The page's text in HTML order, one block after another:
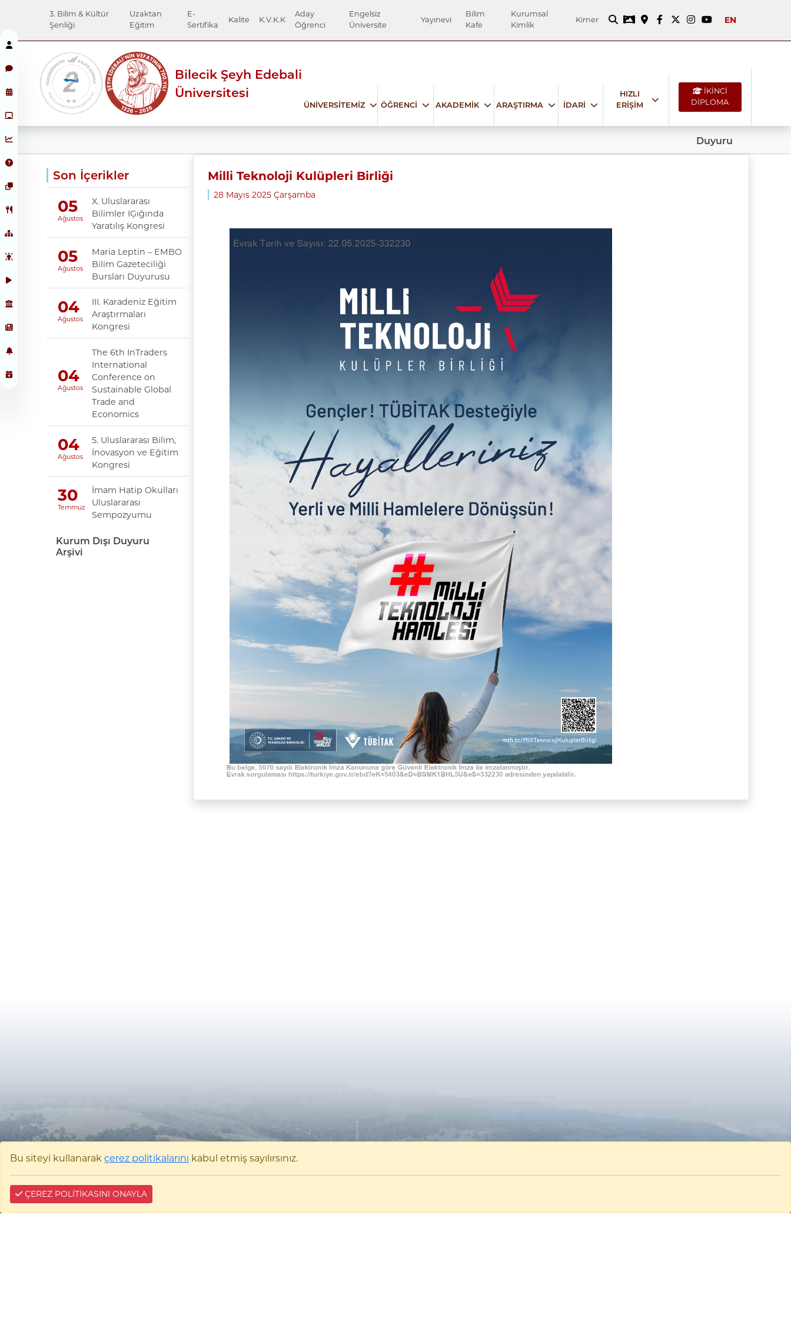
3. Bilim & Kültür
Şenliği
Uzaktan
Eğitim
E-
Sertifika
Kalite K.V.K.K
Aday
Öğrenci
Engelsiz
Üniversite
Yayınevi
Bilim
Kafe
Kurumsal
Kimlik
Kimer EN
Bilecik Şeyh Edebali
Üniversitesi
ÜNİVERSİTEMİZ ÖĞRENCİ AKADEMİK ARAŞTIRMA İDARİ
HIZLI
ERİŞİM
İKİNCİ
DİPLOMA
Duyuru
Son İçerikler
05
Ağustos
X. Uluslararası
Bilimler IĢığında
Yaratılış Kongresi
05
Ağustos
Maria Leptin – EMBO
Bilim Gazeteciliği
Bursları Duyurusu
04
Ağustos
III. Karadeniz Eğitim
Araştırmaları
Kongresi
04
Ağustos
The 6th InTraders
International
Conference on
Sustainable Global
Trade and
Economics
04
Ağustos
5. Uluslararası Bilim,
İnovasyon ve Eğitim
Kongresi
30
Temmuz
İmam Hatip Okulları
Uluslararası
Sempozyumu
Kurum Dışı Duyuru
Arşivi
Milli Teknoloji Kulüpleri Birliği
28 Mayıs 2025 Çarşamba
Bu siteyi kullanarak çerez politikalarını kabul etmiş sayılırsınız.
ÇEREZ POLİTİKASINI ONAYLA